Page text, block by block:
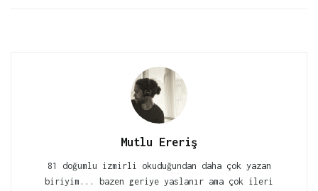
Mutlu Ereriş
81 doğumlu izmirli okuduğundan daha çok yazan
biriyim... bazen geriye yaslanır ama çok ileri